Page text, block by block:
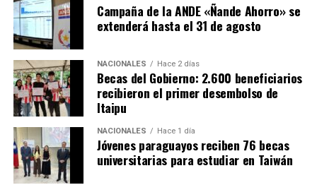
Campaña de la ANDE «Ñande Ahorro» se
extenderá hasta el 31 de agosto
NACIONALES Hace 2 días
Becas del Gobierno: 2.600 beneficiarios
recibieron el primer desembolso de
Itaipu
NACIONALES Hace 1 día
Jóvenes paraguayos reciben 76 becas
universitarias para estudiar en Taiwán